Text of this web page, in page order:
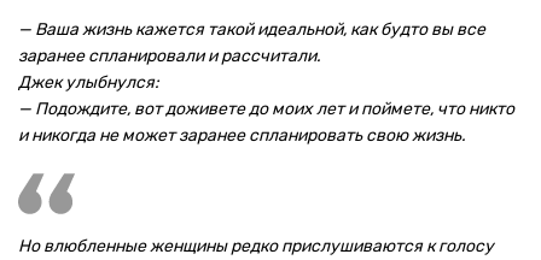
— Ваша жизнь кажется такой идеальной, как будто вы все
заранее спланировали и рассчитали.
Джек улыбнулся:
— Подождите, вот доживете до моих лет и поймете, что никто
и никогда не может заранее спланировать свою жизнь.
Но влюбленные женщины редко прислушиваются к голосу